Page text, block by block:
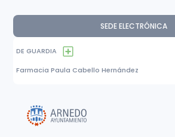
SEDE ELECTRÓNICA
DE GUARDIA
Farmacia Paula Cabello Hernández